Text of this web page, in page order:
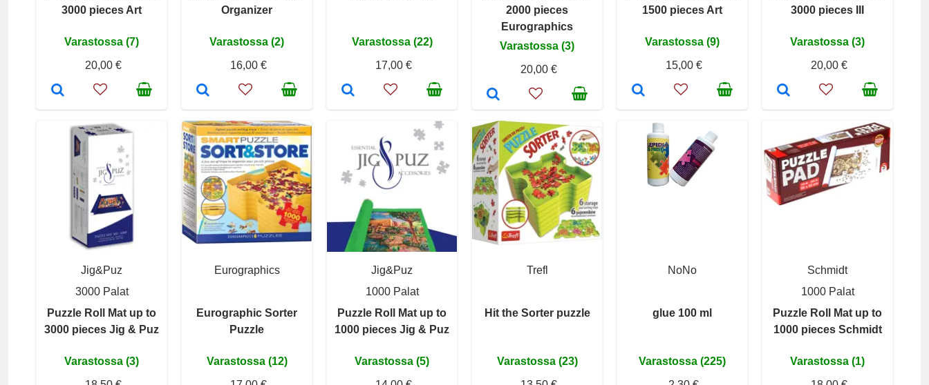
3000 pieces Art
Varastossa (7)
20,00 €
Organizer
Varastossa (2)
16,00 €
Varastossa (22)
17,00 €
2000 pieces
Eurographics
Varastossa (3)
20,00 €
1500 pieces Art
Varastossa (9)
15,00 €
3000 pieces III
Varastossa (3)
20,00 €
Jig&Puz
3000 Palat
Puzzle Roll Mat up to
3000 pieces Jig & Puz
Varastossa (3)
Eurographics
Eurographic Sorter
Puzzle
Varastossa (12)
Jig&Puz
1000 Palat
Puzzle Roll Mat up to
1000 pieces Jig & Puz
Varastossa (5)
Trefl
Hit the Sorter puzzle
Varastossa (23)
NoNo
glue 100 ml
Varastossa (225)
Schmidt
1000 Palat
Puzzle Roll Mat up to
1000 pieces Schmidt
Varastossa (1)